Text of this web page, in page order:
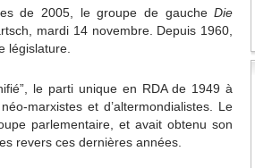
de 2005, le groupe de gaucheDie
mardi 14 novembre. Depuis 1960,
législature.
le parti unique en RDA de 1949 à
marxistes et d’altermondialistes. Le
parlementaire, et avait obtenu son
revers ces dernières années.